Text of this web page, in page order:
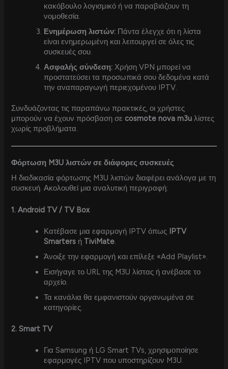
κακόβουλο λογισμικό ή να παραβιάζουν τη
νομοθεσία.
Ενημέρωση λιστών: Πάντα έλεγχε ότι η λίστα
είναι ενημερωμένη και λειτουργεί σε όλες τις
συσκευές σου.
Ασφαλής σύνδεση: Χρήση VPN μπορεί να
προστατεύσει τα προσωπικά σου δεδομένα κατά
την αναπαραγωγή περιεχομένου IPTV.
Συνδυάζοντας τις παραπάνω πρακτικές, οι χρήστες
μπορούν να έχουν πρόσβαση σε cosmote nova m3u λίστες
χωρίς προβλήματα.
Φόρτωση M3U λιστών σε διάφορες συσκευές
Η διαδικασία φόρτωσης M3U λιστών διαφέρει ανάλογα με τη
συσκευή. Ακολουθεί μια αναλυτική περιγραφή:
1. Android TV / TV Box
Κατέβασε μια εφαρμογή IPTV όπως IPTV
Smarters ή TiviMate.
Άνοιξε την εφαρμογή και επίλεξε «Add Playlist».
Εισήγαγε το URL της M3U λίστας ή ανέβασε το
αρχείο.
Τα κανάλια θα εμφανιστούν οργανωμένα σε
κατηγορίες.
2. Smart TV
Για Samsung ή LG Smart TVs, χρησιμοποίησε
εφαρμογές IPTV που υποστηρίζουν M3U.